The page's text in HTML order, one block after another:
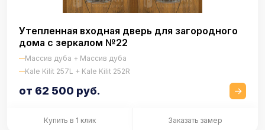
Утепленная входная дверь для загородного
дома с зеркалом №22
Массив дуба + Массив дуба
Kale Kilit 257L + Kale Kilit 252R
от 62 500 руб.
Купить в 1 клик Заказать замер